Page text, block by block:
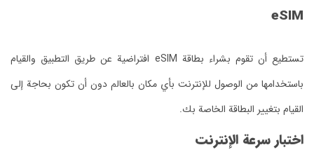
eSIM
تستطيع أن تقوم بشراء بطاقة eSIM افتراضية عن طريق التطبيق والقيام
باستخدامها من الوصول للإنترنت بأي مكان بالعالم دون أن تكون بحاجة إلى
القيام بتغيير البطاقة الخاصة بك.
اختبار سرعة الإنترنت